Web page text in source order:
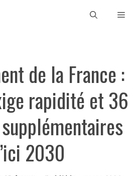
de la France :
rapidité et 36
2030